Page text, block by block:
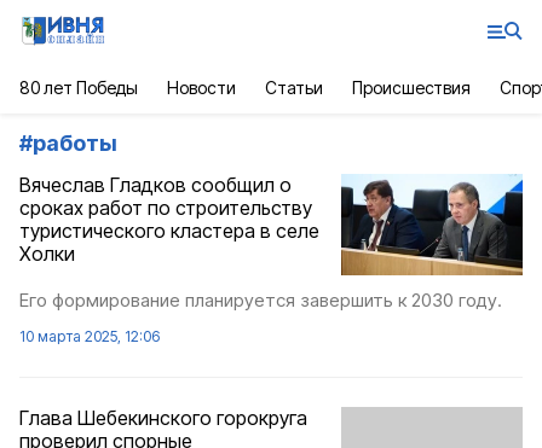
80 лет Победы Новости Статьи Происшествия
#работы
Вячеслав Гладков сообщил о
сроках работ по строительству
туристического кластера в селе
Холки
Его формирование планируется завершить к 2030 году.
10 марта 2025, 12:06
Глава Шебекинского горокруга
проверил спорные